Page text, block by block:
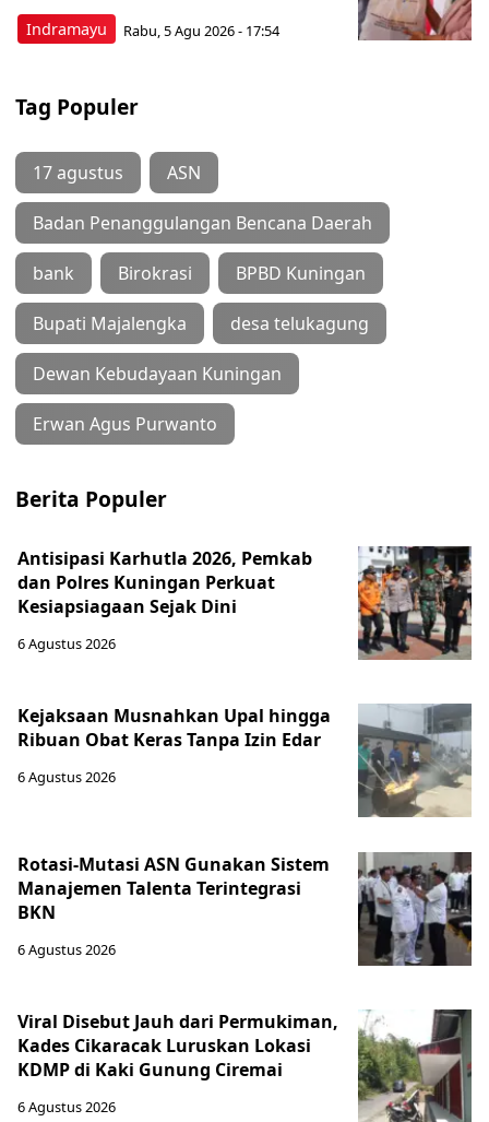
Indramayu Rabu, 5 Agu 2026 - 17:54
Tag Populer
17 agustus ASN
Badan Penanggulangan Bencana Daerah
bank Birokrasi BPBD Kuningan
Bupati Majalengka desa telukagung
Dewan Kebudayaan Kuningan
Erwan Agus Purwanto
Berita Populer
Antisipasi Karhutla 2026, Pemkab
dan Polres Kuningan Perkuat
Kesiapsiagaan Sejak Dini
6 Agustus 2026
Kejaksaan Musnahkan Upal hingga
Ribuan Obat Keras Tanpa Izin Edar
6 Agustus 2026
Rotasi-Mutasi ASN Gunakan Sistem
Manajemen Talenta Terintegrasi
BKN
6 Agustus 2026
Viral Disebut Jauh dari Permukiman,
Kades Cikaracak Luruskan Lokasi
KDMP di Kaki Gunung Ciremai
6 Agustus 2026